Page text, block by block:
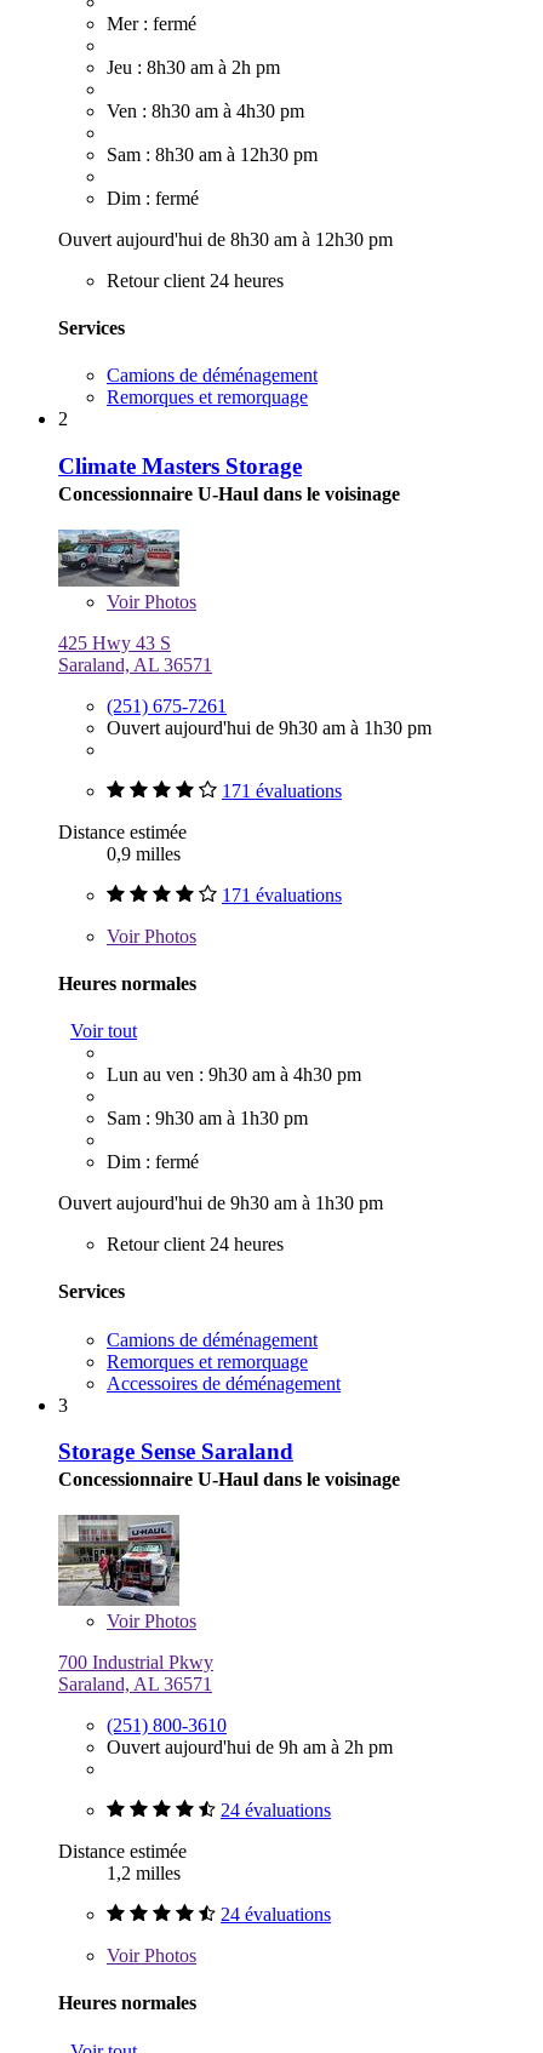
Mer : fermé
Jeu : 8h30 am à 2h pm
Ven : 8h30 am à 4h30 pm
Sam : 8h30 am à 12h30 pm
Dim : fermé
Ouvert aujourd'hui de 8h30 am à 12h30 pm
Retour client 24 heures
Services
Camions de déménagement
Remorques et remorquage
2
Climate Masters Storage
Concessionnaire U-Haul dans le voisinage
VoirPhotos
425 Hwy 43 S
Saraland, AL 36571
(251) 675-7261
Ouvert aujourd'hui de 9h30 am à 1h30 pm
171 évaluations
Distance estimée
0,9 milles
171 évaluations
VoirPhotos
Heures normales
Voir tout
Lun au ven : 9h30 am à 4h30 pm
Sam : 9h30 am à 1h30 pm
Dim : fermé
Ouvert aujourd'hui de 9h30 am à 1h30 pm
Retour client 24 heures
Services
Camions de déménagement
Remorques et remorquage
Accessoires de déménagement
3
Storage Sense Saraland
Concessionnaire U-Haul dans le voisinage
VoirPhotos
700 Industrial Pkwy
Saraland, AL 36571
(251) 800-3610
Ouvert aujourd'hui de 9h am à 2h pm
24 évaluations
Distance estimée
1,2 milles
24 évaluations
VoirPhotos
Heures normales